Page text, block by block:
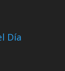
Día